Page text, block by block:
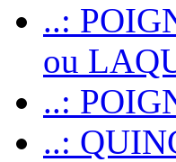
..:
ou
..:
..: